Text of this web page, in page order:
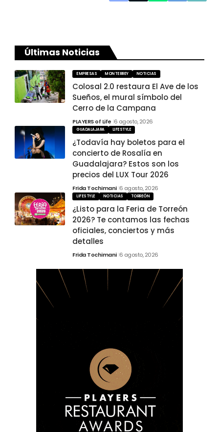
Últimas Noticias
EMPRESAS MONTERREY NOTICIAS
Colosal 2.0 restaura El Ave de los
Sueños, el mural símbolo del
Cerro de la Campana
PLAYERS of Life 6 agosto, 2026
GUADALAJARA LIFESTYLE
¿Todavía hay boletos para el
concierto de Rosalía en
Guadalajara? Estos son los
precios del LUX Tour 2026
Frida Tochimani 6 agosto, 2026
LIFESTYLE NOTICIAS TORREÓN
¿Listo para la Feria de Torreón
2026? Te contamos las fechas
oficiales, conciertos y más
detalles
Frida Tochimani 6 agosto, 2026